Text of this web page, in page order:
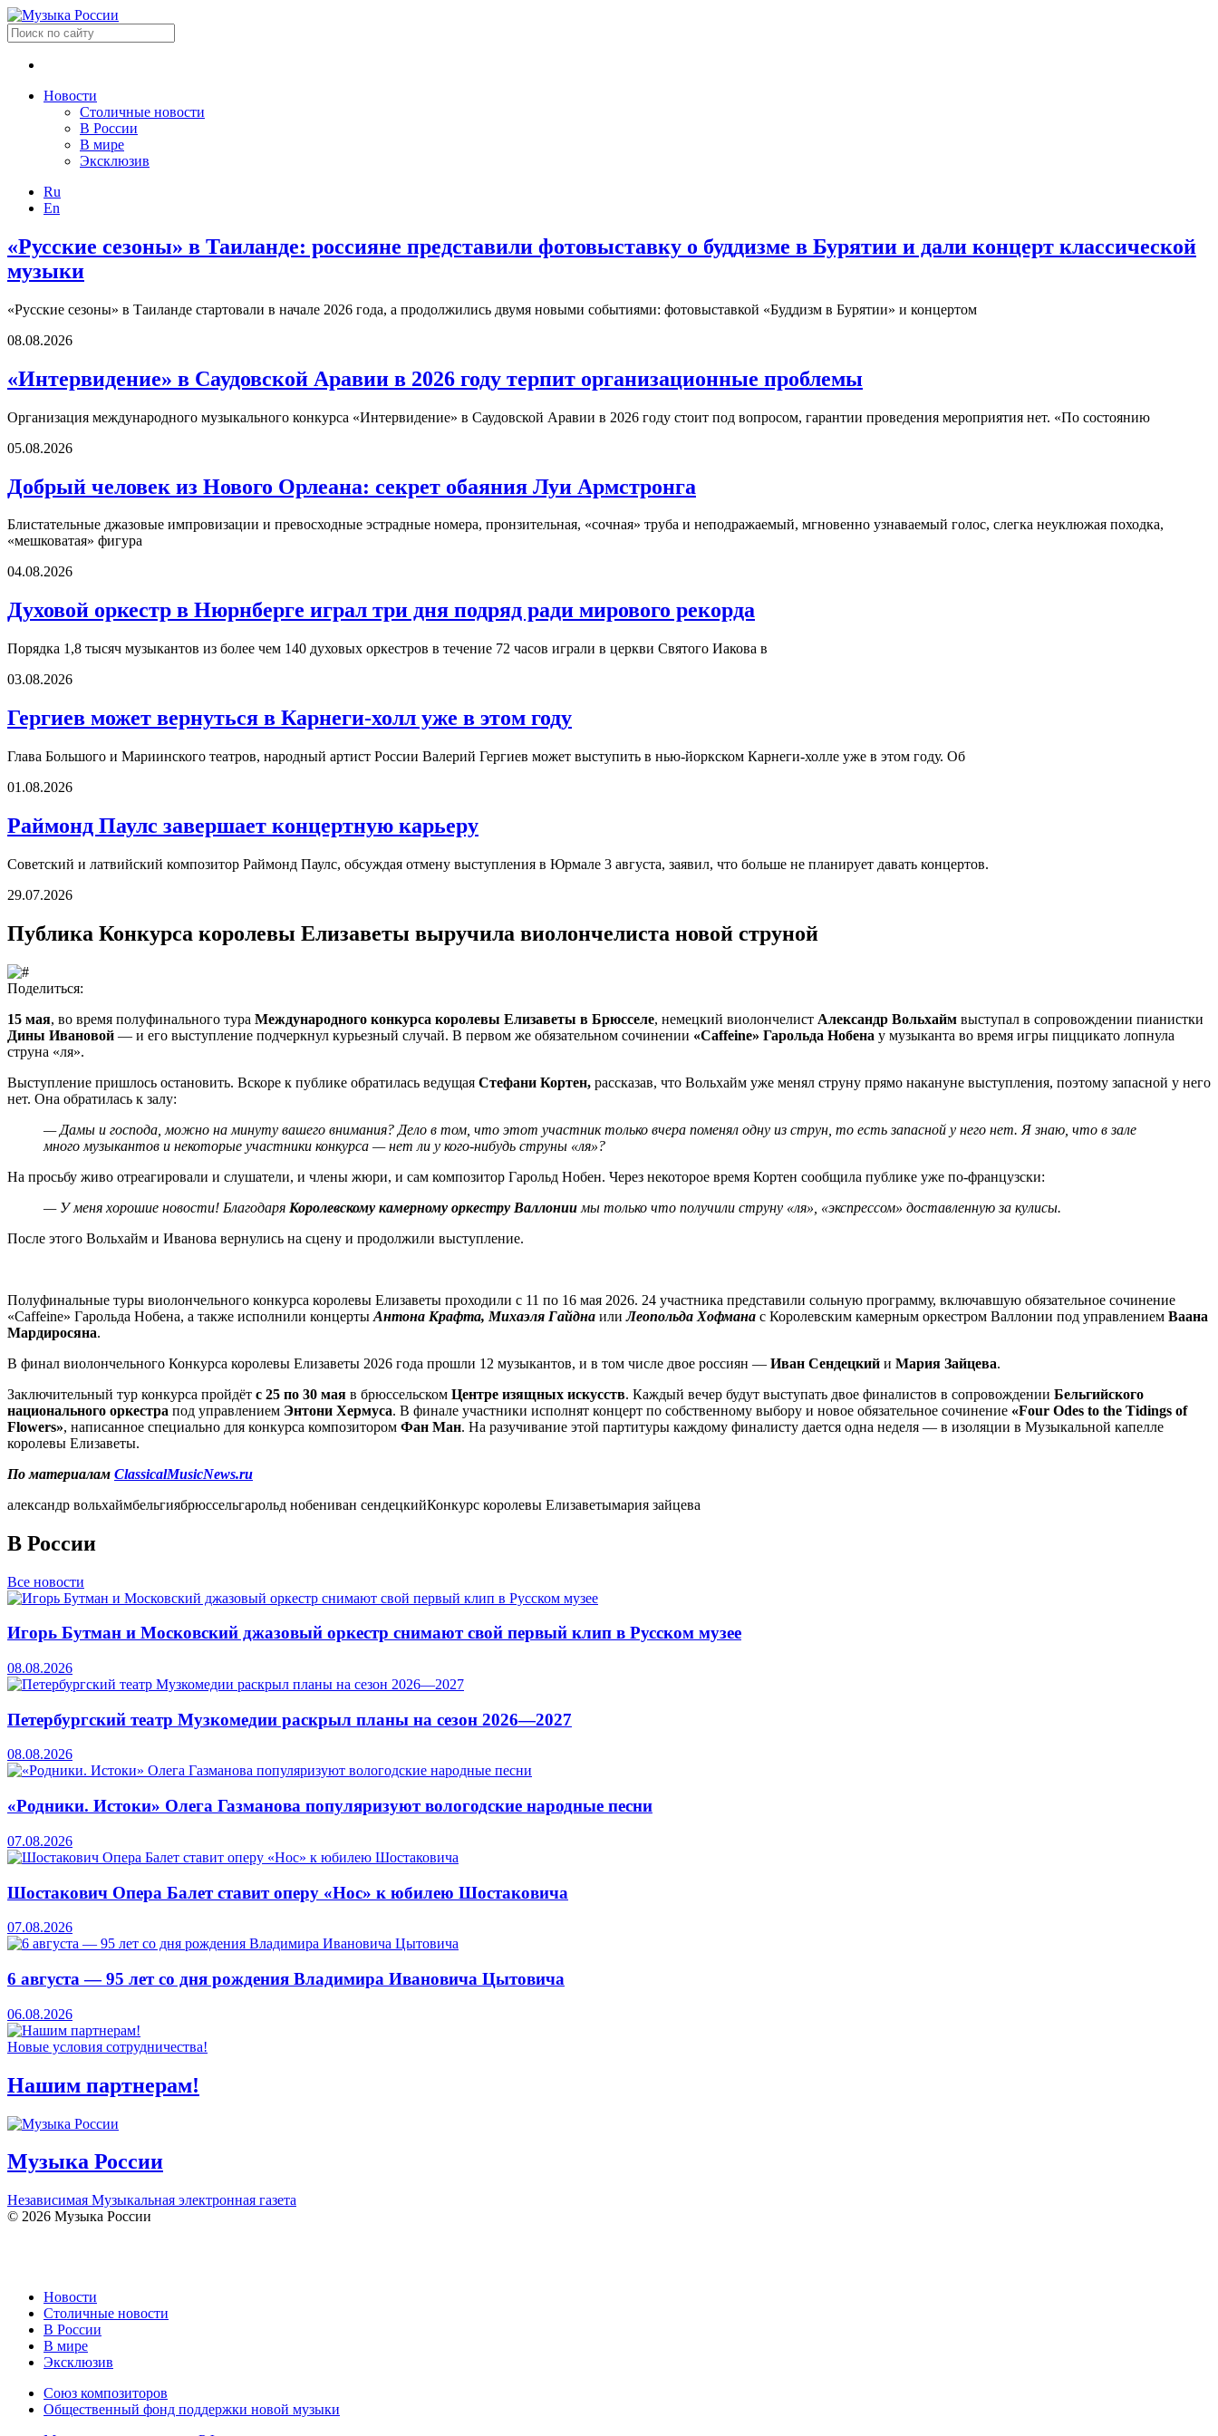
Новости
Столичные новости
В России
В мире
Эксклюзив
Ru
En
«Русские сезоны» в Таиланде: россияне представили фотовыставку о буддизме в Бурятии и дали концерт классической
музыки
«Русские сезоны» в Таиланде стартовали в начале 2026 года, а продолжились двумя новыми событиями: фотовыставкой «Буддизм в Бурятии» и концертом
08.08.2026
«Интервидение» в Саудовской Аравии в 2026 году терпит организационные проблемы
Организация международного музыкального конкурса «Интервидение» в Саудовской Аравии в 2026 году стоит под вопросом, гарантии проведения мероприятия нет. «По состоянию
05.08.2026
Добрый человек из Нового Орлеана: секрет обаяния Луи Армстронга
Блистательные джазовые импровизации и превосходные эстрадные номера, пронзительная, «сочная» труба и неподражаемый, мгновенно узнаваемый голос, слегка неуклюжая походка,
«мешковатая» фигура
04.08.2026
Духовой оркестр в Нюрнберге играл три дня подряд ради мирового рекорда
Порядка 1,8 тысяч музыкантов из более чем 140 духовых оркестров в течение 72 часов играли в церкви Святого Иакова в
03.08.2026
Гергиев может вернуться в Карнеги-холл уже в этом году
Глава Большого и Мариинского театров, народный артист России Валерий Гергиев может выступить в нью-йоркском Карнеги-холле уже в этом году. Об
01.08.2026
Раймонд Паулс завершает концертную карьеру
Советский и латвийский композитор Раймонд Паулс, обсуждая отмену выступления в Юрмале 3 августа, заявил, что больше не планирует давать концертов.
29.07.2026
Публика Конкурса королевы Елизаветы выручила виолончелиста новой струной
Поделиться:
15 мая, во время полуфинального тура Международного конкурса королевы Елизаветы в Брюсселе, немецкий виолончелист Александр Вольхайм выступал в сопровождении пианистки
Дины Ивановой — и его выступление подчеркнул курьезный случай. В первом же обязательном сочинении «Caffeine» Гарольда Нобена у музыканта во время игры пиццикато лопнула
струна «ля».
Выступление пришлось остановить. Вскоре к публике обратилась ведущая Стефани Кортен, рассказав, что Вольхайм уже менял струну прямо накануне выступления, поэтому запасной у него
нет. Она обратилась к залу:
— Дамы и господа, можно на минуту вашего внимания? Дело в том, что этот участник только вчера поменял одну из струн, то есть запасной у него нет. Я знаю, что в зале
много музыкантов и некоторые участники конкурса — нет ли у кого-нибудь струны «ля»?
На просьбу живо отреагировали и слушатели, и члены жюри, и сам композитор Гарольд Нобен. Через некоторое время Кортен сообщила публике уже по-французски:
— У меня хорошие новости! Благодаря Королевскому камерному оркестру Валлонии мы только что получили струну «ля», «экспрессом» доставленную за кулисы.
После этого Вольхайм и Иванова вернулись на сцену и продолжили выступление.
Полуфинальные туры виолончельного конкурса королевы Елизаветы проходили с 11 по 16 мая 2026. 24 участника представили сольную программу, включавшую обязательное сочинение
«Caffeine» Гарольда Нобена, а также исполнили концерты Антона Крафта, Михаэля Гайдна илиЛеопольда Хофмана с Королевским камерным оркестром Валлонии под управлением Ваана
Мардиросяна.
В финал виолончельного Конкурса королевы Елизаветы 2026 года прошли 12 музыкантов, и в том числе двое россиян — Иван Сендецкий и Мария Зайцева.
Заключительный тур конкурса пройдёт с 25 по 30 мая в брюссельском Центре изящных искусств. Каждый вечер будут выступать двое финалистов в сопровождении Бельгийского
национального оркестра под управлением Энтони Хермуса. В финале участники исполнят концерт по собственному выбору и новое обязательное сочинение «Four Odes to the Tidings of
Flowers», написанное специально для конкурса композитором Фан Ман. На разучивание этой партитуры каждому финалисту дается одна неделя — в изоляции в Музыкальной капелле
королевы Елизаветы.
По материалам ClassicalMusicNews.ru
александр вольхаймбельгиябрюссельгарольд нобениван сендецкийКонкурс королевы Елизаветымария зайцева
В России
Все новости
Игорь Бутман и Московский джазовый оркестр снимают свой первый клип в Русском музее
08.08.2026
Петербургский театр Музкомедии раскрыл планы на сезон 2026—2027
08.08.2026
«Родники. Истоки» Олега Газманова популяризуют вологодские народные песни
07.08.2026
Шостакович Опера Балет ставит оперу «Нос» к юбилею Шостаковича
07.08.2026
6 августа — 95 лет со дня рождения Владимира Ивановича Цытовича
06.08.2026
Новые условия сотрудничества!
Нашим партнерам!
Музыка России
Независимая Музыкальная электронная газета
© 2026 Музыка России
Новости
Столичные новости
В России
В мире
Эксклюзив
Союз композиторов
Общественный фонд поддержки новой музыки